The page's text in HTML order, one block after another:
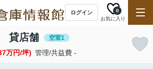
ログイン
お気に入り
0
貸店舗 空室1
万円/坪) 管理/共益費 -